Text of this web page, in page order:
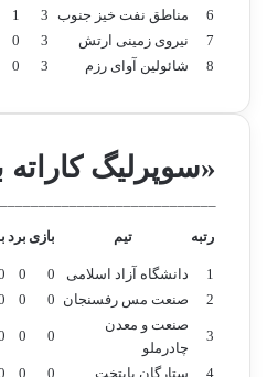
6
مناطق نفت خیز جنوب 3
1
7
نیروی زمینی ارتش 3
0
8
شائولین آوای رزم 3
0
«سوپرلیگ کاراته
رتبه تیم بازی برد
1
دانشگاه آزاد اسلامی 0
0
2
صنعت مس رفسنجان 0
0
3
صنعت و معدن
چادرملو
0
0
4 ستارگان پایتخت 0
0